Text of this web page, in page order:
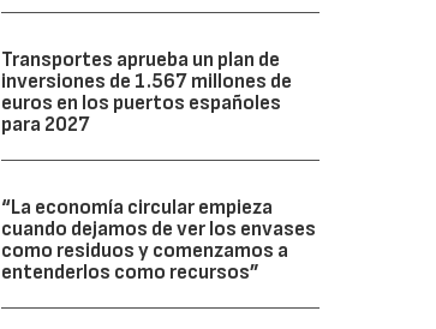
Transportes aprueba un plan de
inversiones de 1.567 millones de
euros en los puertos españoles
para 2027
“La economía circular empieza
cuando dejamos de ver los envases
como residuos y comenzamos a
entenderlos como recursos”